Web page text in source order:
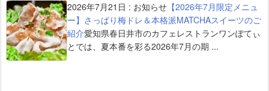
2026年7月21日 : お知らせ 【2026年7月限定メニュ
ー】さっぱり梅ドレ＆本格派MATCHAスイーツのご
紹介愛知県春日井市のカフェレストランワンぽてぃ
とでは、夏本番を彩る2026年7月の期 ...